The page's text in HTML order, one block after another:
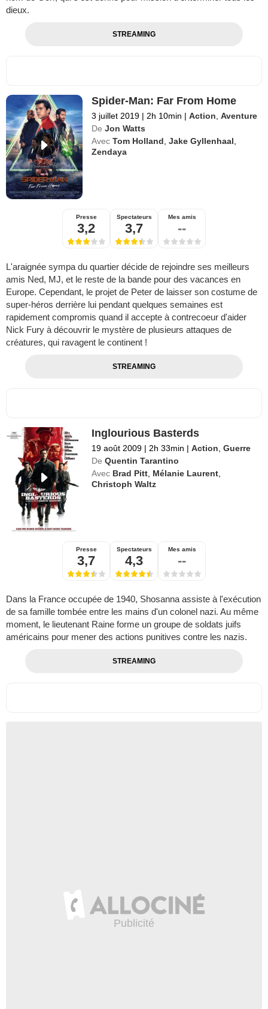
dieux.
STREAMING
Spider-Man: Far From Home
3 juillet 2019 | 2h 10min | Action ,Aventure
De Jon Watts
Avec Tom Holland ,Jake Gyllenhaal
Zendaya
Presse
3,2
Spectateurs
3,7
Mes amis
--
L'araignée sympa du quartier décide de rejoindre ses meilleurs
amis Ned, MJ, et le reste de la bande pour des vacances en
Europe. Cependant, le projet de Peter de laisser son costume de
super-héros derrière lui pendant quelques semaines est
rapidement compromis quand il accepte à contrecoeur d'aider
Nick Fury à découvrir le mystère de plusieurs attaques de
créatures, qui ravagent le continent !
STREAMING
Inglourious Basterds
19 août 2009 | 2h 33min | Action ,Guerre
De Quentin Tarantino
Avec Brad Pitt Mélanie Laurent
Christoph Waltz
Presse
3,7
Spectateurs
4,3
Mes amis
--
Dans la France occupée de 1940, Shosanna assiste à l'exécution
de sa famille tombée entre les mains d'un colonel nazi. Au même
moment, le lieutenant Raine forme un groupe de soldats juifs
américains pour mener des actions punitives contre les nazis.
STREAMING